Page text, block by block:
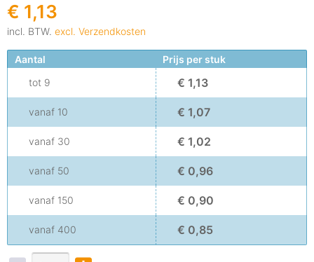
€ 1,13
incl. BTW. excl. Verzendkosten
Aantal
Prijs per stuk
tot 9 € 1,13
vanaf 10 € 1,07
vanaf 30 € 1,02
vanaf 50 € 0,96
vanaf 150 € 0,90
vanaf 400 € 0,85